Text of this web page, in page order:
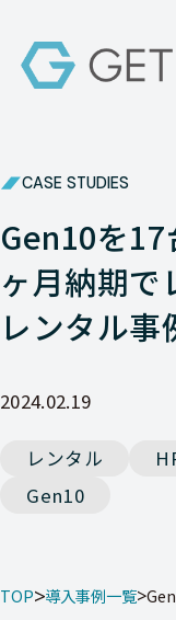
CASE STUDIES
Gen10を17
ヶ月納期で
レンタル事
2024.02.19
レンタル
Gen10
TOP 導入事例一覧